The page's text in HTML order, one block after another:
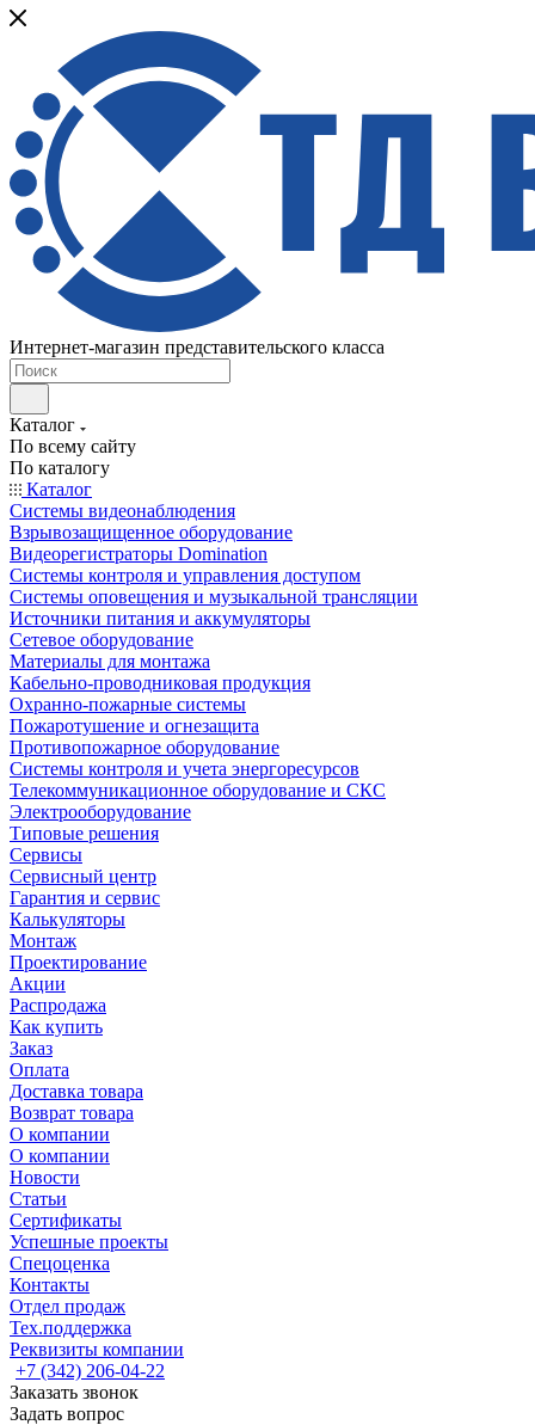
Интернет-магазин представительского класса
Каталог
По всему сайту
По каталогу
Каталог
Системы видеонаблюдения
Взрывозащищенное оборудование
Видеорегистраторы Domination
Системы контроля и управления доступом
Системы оповещения и музыкальной трансляции
Источники питания и аккумуляторы
Сетевое оборудование
Материалы для монтажа
Кабельно-проводниковая продукция
Охранно-пожарные системы
Пожаротушение и огнезащита
Противопожарное оборудование
Системы контроля и учета энергоресурсов
Телекоммуникационное оборудование и СКС
Электрооборудование
Типовые решения
Сервисы
Сервисный центр
Гарантия и сервис
Калькуляторы
Монтаж
Проектирование
Акции
Распродажа
Как купить
Заказ
Оплата
Доставка товара
Возврат товара
О компании
О компании
Новости
Статьи
Сертификаты
Успешные проекты
Спецоценка
Контакты
Отдел продаж
Тех.поддержка
Реквизиты компании
+7 (342) 206-04-22
Заказать звонок
Задать вопрос